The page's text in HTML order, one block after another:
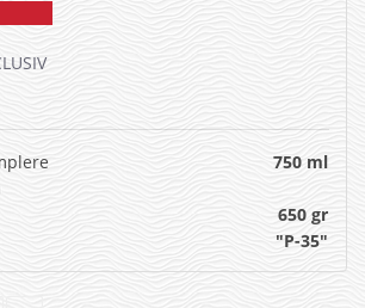
750 ml
650 gr
"P-35"